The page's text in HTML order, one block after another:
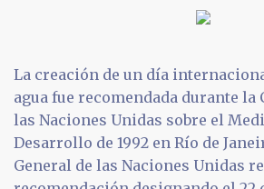
La creación de un día
agua fue recomendada durante la
las Naciones Unidas sobre el
Desarrollo de 1992 en Río de
General de las Naciones Unidas